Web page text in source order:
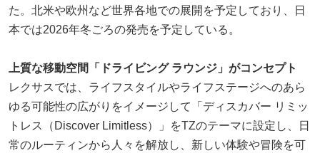
た。北米や欧州など世界各地での展開を予定しており、日
本では2026年冬ごろの発売を予定している。
上質な移動空間「ドライビング ラウンジ」がコンセプト
レクサスでは、ライフスタイルやライフステージへのあら
ゆる可能性の広がりをイメージして「ディスカバー リミッ
トレス（Discover Limitless）」をTZのテーマに設定し、日
常のルーティンから人々を解放し、新しい体験や冒険を可